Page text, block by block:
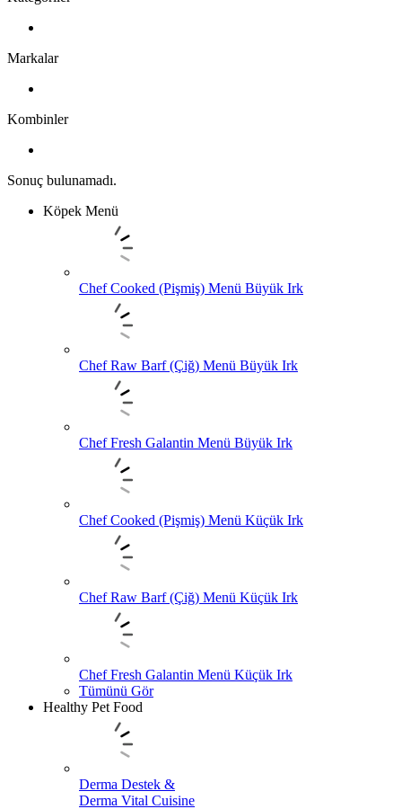
Markalar
Kombinler
Sonuç bulunamadı.
Köpek Menü
Chef Cooked (Pişmiş) Menü Büyük Irk
Chef Raw Barf (Çiğ) Menü Büyük Irk
Chef Fresh Galantin Menü Büyük Irk
Chef Cooked (Pişmiş) Menü Küçük Irk
Chef Raw Barf (Çiğ) Menü Küçük Irk
Chef Fresh Galantin Menü Küçük Irk
Tümünü Gör
Healthy Pet Food
Derma Destek &
Derma Vital Cuisine